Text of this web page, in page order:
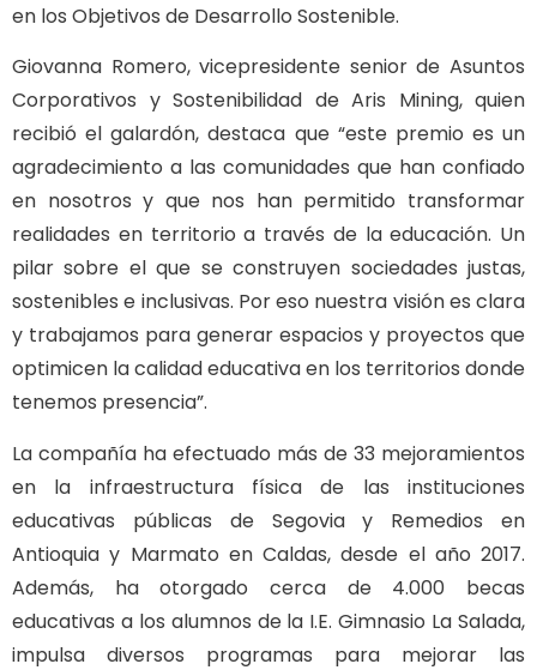
en los Objetivos de Desarrollo Sostenible.
Giovanna Romero, vicepresidente senior de Asuntos
Corporativos y Sostenibilidad de Aris Mining, quien
recibió el galardón, destaca que “este premio es un
agradecimiento a las comunidades que han confiado
en nosotros y que nos han permitido transformar
realidades en territorio a través de la educación. Un
pilar sobre el que se construyen sociedades justas,
sostenibles e inclusivas. Por eso nuestra visión es clara
y trabajamos para generar espacios y proyectos que
optimicen la calidad educativa en los territorios donde
tenemos presencia”.
La compañía ha efectuado más de 33 mejoramientos
en la infraestructura física de las instituciones
educativas públicas de Segovia y Remedios en
Antioquia y Marmato en Caldas, desde el año 2017.
Además, ha otorgado cerca de 4.000 becas
educativas a los alumnos de la I.E. Gimnasio La Salada,
impulsa diversos programas para mejorar las